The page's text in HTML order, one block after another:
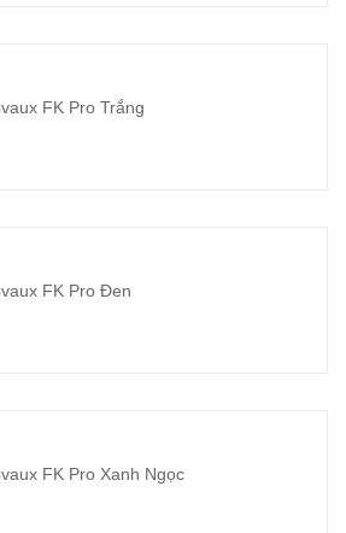
FK Pro Trắng
FK Pro Đen
FK Pro Xanh Ngọc